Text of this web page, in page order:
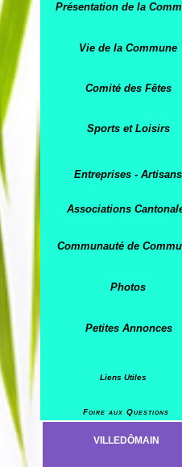
Présentation de la
Vie de la Commune
Comité des Fêtes
Sports et Loisirs
Entreprises - Artisans
Associations
Communauté de
Photos
Petites Annonces
Liens Utiles
Foire aux Questions